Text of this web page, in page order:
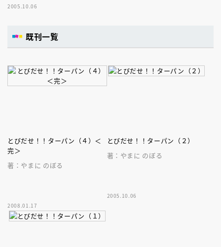
2005.10.06
既刊一覧
とびだせ！！ターパン（４）＜
完＞
著：やまに のぼる
2008.01.17
とびだせ！！ターパン（２）
著：やまに のぼる
2005.10.06